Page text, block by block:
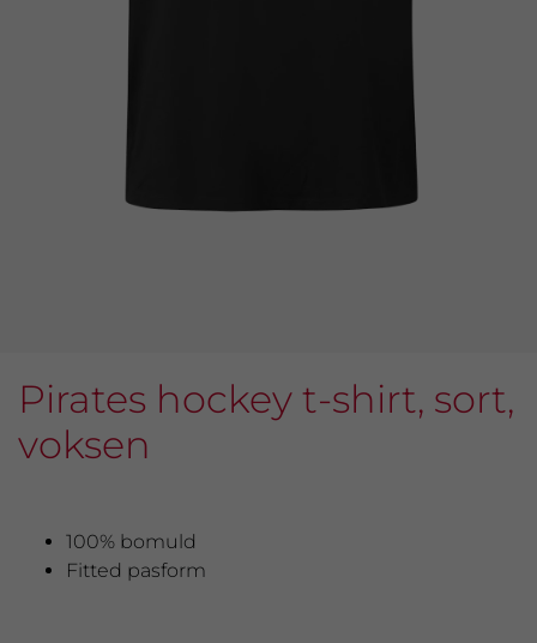
Pirates hockey t-shirt, sort,
voksen
100% bomuld
Fitted pasform